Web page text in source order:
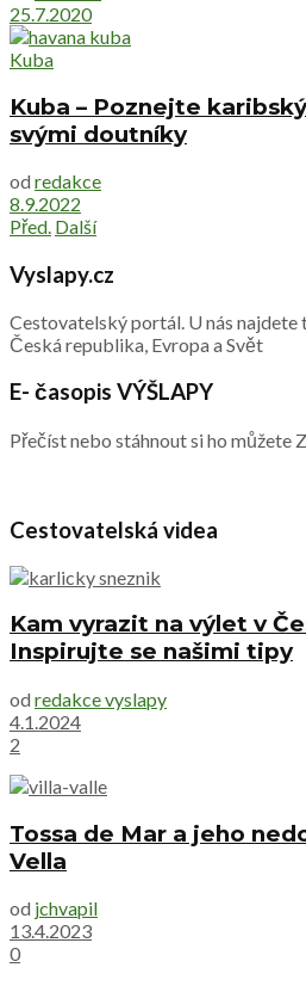
25.7.2020
Kuba
Kuba – Poznejte
svými doutníky
od redakce
8.9.2022
Před. Další
Vyslapy.cz
Cestovatelský portál. U nás najdete
Česká republika, Evropa a Svět
E- časopis VÝŠLAPY
Přečíst nebo stáhnout si ho můžete
Cestovatelská videa
Kam vyrazit na výlet v
Inspirujte se našimi tipy
od redakce vyslapy
4.1.2024
2
Tossa de Mar a jeho
Vella
od jchvapil
13.4.2023
0